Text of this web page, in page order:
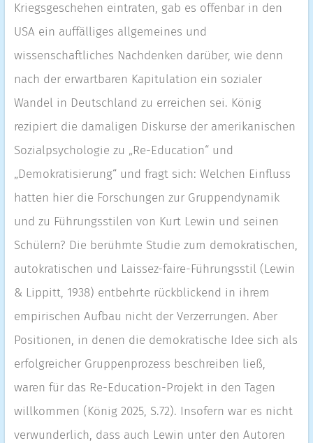
Kriegsgeschehen eintraten, gab es offenbar in den
USA ein auffälliges allgemeines und
wissenschaftliches Nachdenken darüber, wie denn
nach der erwartbaren Kapitulation ein sozialer
Wandel in Deutschland zu erreichen sei. König
rezipiert die damaligen Diskurse der amerikanischen
Sozialpsychologie zu „Re-Education“ und
„Demokratisierung“ und fragt sich: Welchen Einfluss
hatten hier die Forschungen zur Gruppendynamik
und zu Führungsstilen von Kurt Lewin und seinen
Schülern? Die berühmte Studie zum demokratischen,
autokratischen und Laissez-faire-Führungsstil (Lewin
& Lippitt, 1938) entbehrte rückblickend in ihrem
empirischen Aufbau nicht der Verzerrungen. Aber
Positionen, in denen die demokratische Idee sich als
erfolgreicher Gruppenprozess beschreiben ließ,
waren für das Re-Education-Projekt in den Tagen
willkommen (König 2025, S.72). Insofern war es nicht
verwunderlich, dass auch Lewin unter den Autoren